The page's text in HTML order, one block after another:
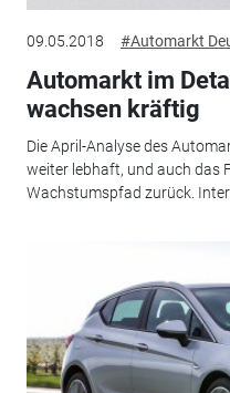
09.05.2018 #Automarkt
Automarkt im
wachsen kräftig
Die April-Analyse des
weiter lebhaft, und auch das
Wachstumspfad zurück.